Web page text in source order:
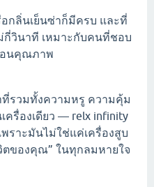
กลิ่นเย็นซ่าก็มีครบ และที่
กี่วินาที เหมาะกับคนที่ชอบ
อนคุณภาพ
รวมทั้งความหรู ความคุ้ม
ครื่องเดียว — relx infinity
ราะมันไม่ใช่แค่เครื่องสูบ
ตของคุณ” ในทุกลมหายใจ